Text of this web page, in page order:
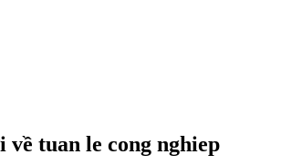
tuan le cong nghiep